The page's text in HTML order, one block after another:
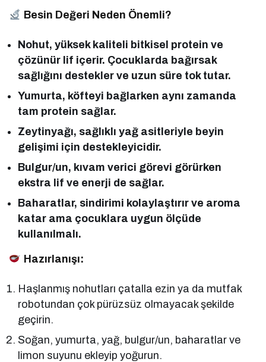
Besin Değeri Neden Önemli?
Nohut, yüksek kaliteli bitkisel protein ve
çözünür lif içerir. Çocuklarda bağırsak
sağlığını destekler ve uzun süre tok tutar.
Yumurta, köfteyi bağlarken aynı zamanda
tam protein sağlar.
Zeytinyağı, sağlıklı yağ asitleriyle beyin
gelişimi için destekleyicidir.
Bulgur/un, kıvam verici görevi görürken
ekstra lif ve enerji de sağlar.
Baharatlar, sindirimi kolaylaştırır ve aroma
katar ama çocuklara uygun ölçüde
kullanılmalı.
Hazırlanışı:
Haşlanmış nohutları çatalla ezin ya da mutfak
robotundan çok pürüzsüz olmayacak şekilde
geçirin.
Soğan, yumurta, yağ, bulgur/un, baharatlar ve
limon suyunu ekleyip yoğurun.